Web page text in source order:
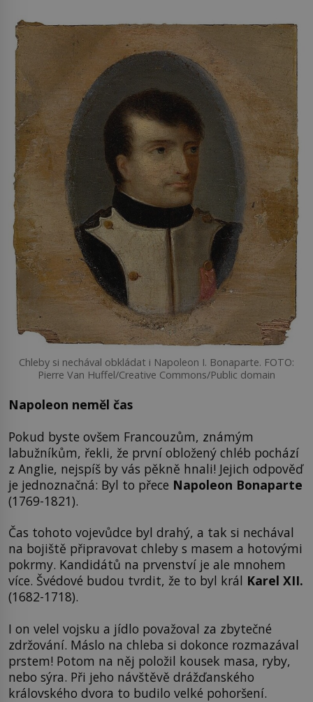
Chleby si nechával obkládat i Napoleon I. Bonaparte. FOTO:
Pierre Van Huffel/Creative Commons/Public domain
Napoleon neměl čas
Pokud byste ovšem Francouzům, známým
labužníkům, řekli, že první obložený chléb pochází
z Anglie, nejspíš by vás pěkně hnali! Jejich odpověď
je jednoznačná: Byl to přece Napoleon Bonaparte
(1769-1821).
Čas tohoto vojevůdce byl drahý, a tak si nechával
na bojiště připravovat chleby s masem a hotovými
pokrmy. Kandidátů na prvenství je ale mnohem
více. Švédové budou tvrdit, že to byl král Karel XII.
(1682-1718).
I on velel vojsku a jídlo považoval za zbytečné
zdržování. Máslo na chleba si dokonce rozmazával
prstem! Potom na něj položil kousek masa, ryby,
nebo sýra. Při jeho návštěvě drážďanského
královského dvora to budilo velké pohoršení.